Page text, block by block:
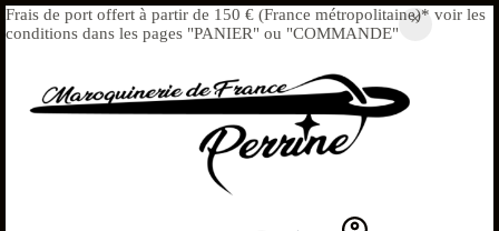
Frais de port offert à partir de 150 € (France métropolitaine)* voir les
conditions dans les pages "PANIER" ou "COMMANDE"